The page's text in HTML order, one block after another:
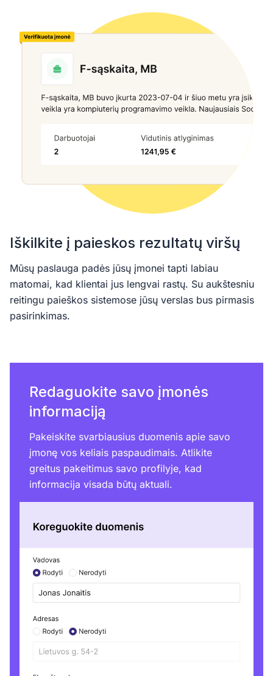
Iškilkite į paieskos rezultatų viršų
Mūsų paslauga padės jūsų įmonei tapti labiau
matomai, kad klientai jus lengvai rastų. Su aukštesniu
reitingu paieškos sistemose jūsų verslas bus pirmasis
pasirinkimas.
Redaguokite savo įmonės
informaciją
Pakeiskite svarbiausius duomenis apie savo
įmonę vos keliais paspaudimais. Atlikite
greitus pakeitimus savo profilyje, kad
informacija visada būtų aktuali.